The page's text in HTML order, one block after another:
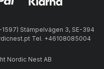
Stämpelvägen 3, SE-394
Tel. +46108085004
Nordic Nest AB